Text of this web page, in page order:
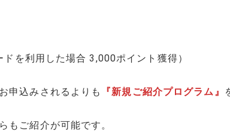
を利用した場合 3,000ポイント獲得）
申込みされるよりも 『新規ご紹介プログラム』
もご紹介が可能です。